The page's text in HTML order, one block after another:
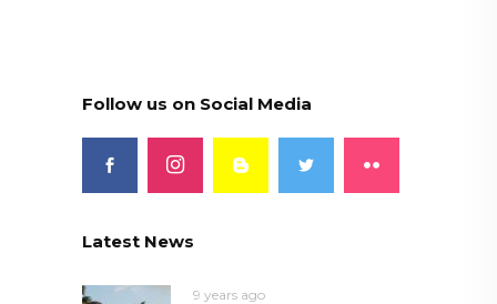
Follow us on Social Media
Latest News
9 years ago